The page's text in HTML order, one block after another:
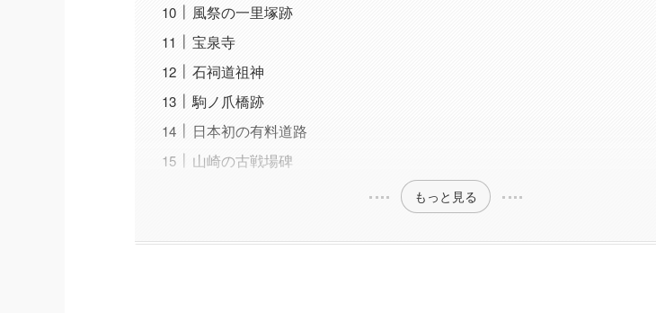
風祭の一里塚跡
宝泉寺
石祠道祖神
駒ノ爪橋跡
日本初の有料道路
山崎の古戦場碑
もっと見る